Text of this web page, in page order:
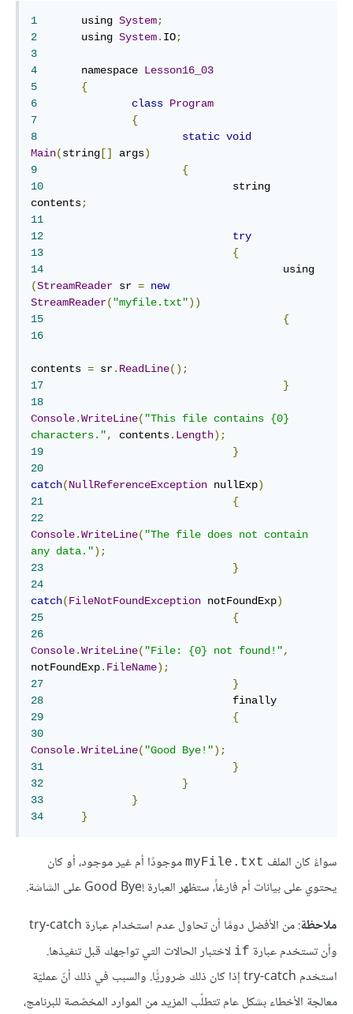
1
	using
System;
2
	using
System. IO;
3
4
	namespace
Lesson16_03
5
{
6
class Program
7
{
8
static void
Main(string[] args)
9
{
10
contents;
11
12
try
13
{
14
(StreamReader sr = new
StreamReader( "myfile.txt"))
15
{
16
contents = sr. ReadLine();
17
}
18
Console.WriteLine( "This file contains {0}
characters.", contents. Length);
19
}
20
catch(NullReferenceException nullExp)
21
{
22
Console.WriteLine( "The file does not contain
any data.");
23
}
24
catch(FileNotFoundException notFoundExp)
25
{
26
Console.WriteLine( "File: {0} not found!",
notFoundExp. FileName);
27
}
28
29
{
30
Console.WriteLine( "Good Bye!");
31
}
32
}
33
}
34
}
سواءً كان الملف myFile.txt موجودًا أم غير موجود، أو كان
يحتوي على بيانات أم فارغاً، ستظهر العبارة !Good Bye على الشاشة.
ملاحظة
: من الأفضل دومًا أن تحاول عدم استخدام عبارة try-catch
وأن تستخدم عبارة if لاختبار الحالات التي تواجهك قبل تنفيذها.
استخدم try-catch إذا كان ذلك ضروريًّا. والسبب في ذلك أنّ عمليّة
معالجة الأخطاء بشكل عام تتطلّب المزيد من الموارد المخصّصة للبرنامج،